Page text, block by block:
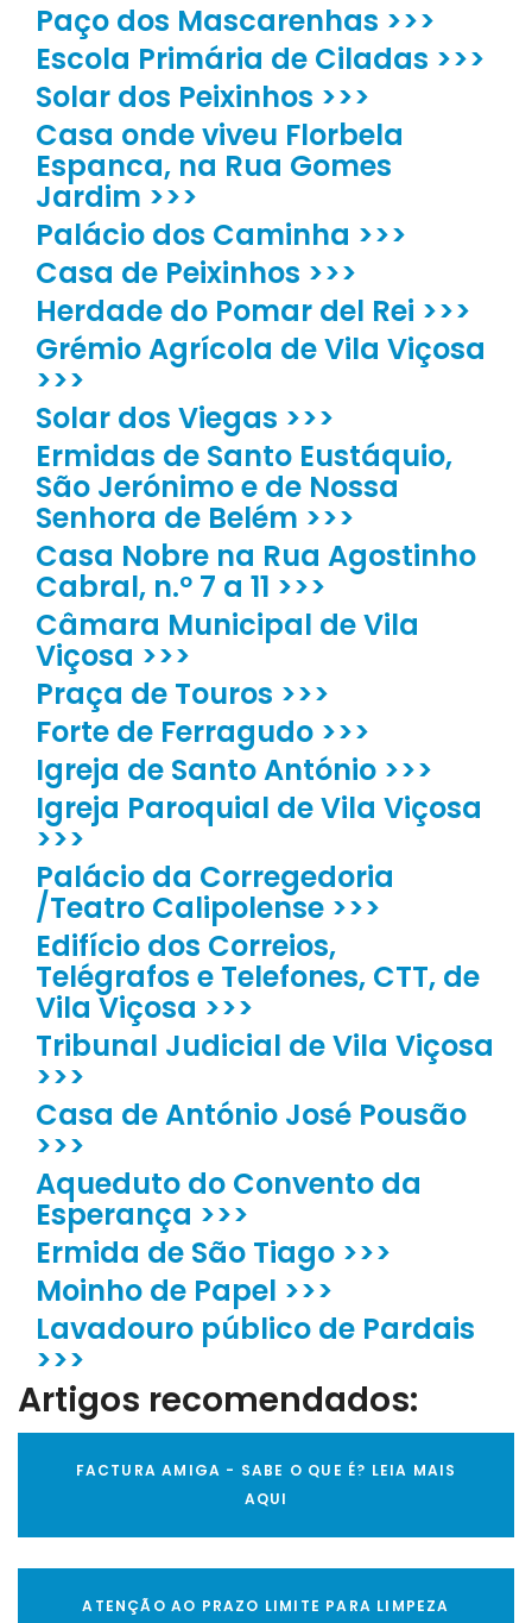
Paço dos Mascarenhas >>>
Escola Primária de Ciladas >>>
Solar dos Peixinhos >>>
Casa onde viveu Florbela
Espanca, na Rua Gomes
Jardim >>>
Palácio dos Caminha >>>
Casa de Peixinhos >>>
Herdade do Pomar del Rei >>>
Grémio Agrícola de Vila Viçosa
>>>
Solar dos Viegas >>>
Ermidas de Santo Eustáquio,
São Jerónimo e de Nossa
Senhora de Belém >>>
Casa Nobre na Rua Agostinho
Cabral, n.º 7 a 11 >>>
Câmara Municipal de Vila
Viçosa >>>
Praça de Touros >>>
Forte de Ferragudo >>>
Igreja de Santo António >>>
Igreja Paroquial de Vila Viçosa
>>>
Palácio da Corregedoria
/Teatro Calipolense >>>
Edifício dos Correios,
Telégrafos e Telefones, CTT, de
Vila Viçosa >>>
Tribunal Judicial de Vila Viçosa
>>>
Casa de António José Pousão
>>>
Aqueduto do Convento da
Esperança >>>
Ermida de São Tiago >>>
Moinho de Papel >>>
Lavadouro público de Pardais
>>>
Artigos recomendados:
FACTURA AMIGA - SABE O QUE É? LEIA MAIS
AQUI
ATENÇÃO AO PRAZO LIMITE PARA LIMPEZA